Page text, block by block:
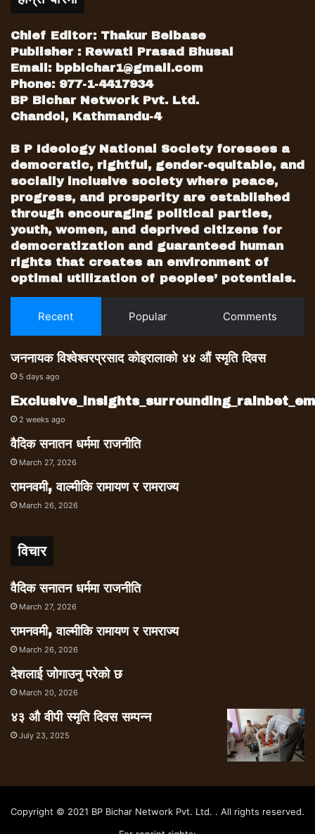
Chief Editor: Thakur Belbase
Publisher : Rewati Prasad Bhusal
Email: bpbichar1@gmail.com
Phone: 977-1-4417934
BP Bichar Network Pvt. Ltd.
Chandol, Kathmandu-4
B P Ideology National Society foresees a
democratic, rightful, gender-equitable, and
socially inclusive society where peace,
progress, and prosperity are established
through encouraging political parties,
youth, women, and deprived citizens for
democratization and guaranteed human
rights that creates an environment of
optimal utilization of peoples’ potentials.
Recent Popular Comments
जननायक विश्वेश्वरप्रसाद कोइरालाको ४४ औं स्मृति दिवस
5 days ago
2 weeks ago
वैदिक सनातन धर्ममा राजनीति
March 27, 2026
रामनवमी, वाल्मीकि रामायण र रामराज्य
March 26, 2026
विचार
वैदिक सनातन धर्ममा राजनीति
March 27, 2026
रामनवमी, वाल्मीकि रामायण र रामराज्य
March 26, 2026
देशलाई जोगाउनु परेको छ
March 20, 2026
४३ औ वीपी स्मृति दिवस सम्पन्न
July 23, 2025
Copyright © 2021 BP Bichar Network Pvt. Ltd. . All rights reserved.